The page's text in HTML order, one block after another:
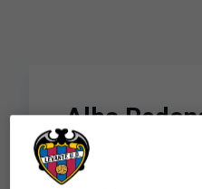
Alba
Méndez y
FIRMAN